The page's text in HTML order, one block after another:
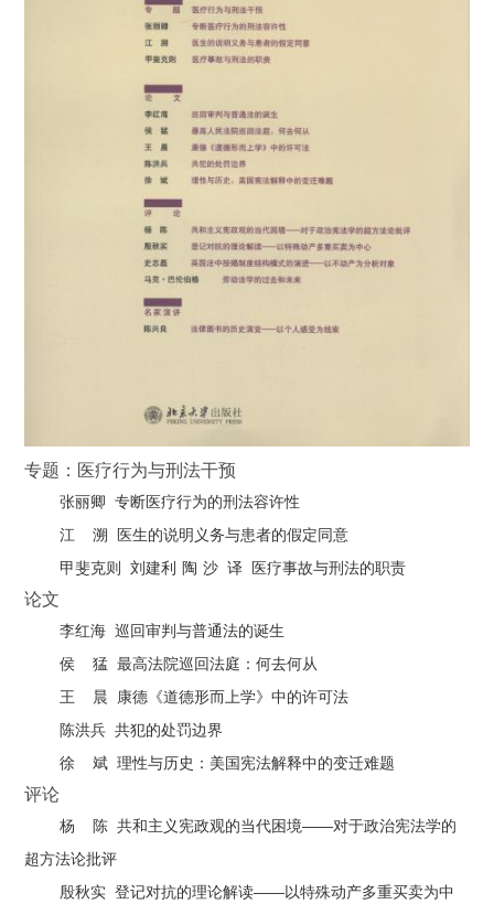
专题：医疗行为与刑法干预
张丽卿
专断医疗行为的刑法容许性
江
溯
医生的说明义务与患者的假定同意
甲斐克则
刘建利 陶 沙 译 医疗事故与刑法的职责
论文
李红海 巡回审判与普通法的诞生
侯
猛 最高法院巡回法庭：何去何从
王
晨
康德《道德形而上学》中的许可法
陈洪兵 共犯的处罚边界
徐
斌 理性与历史：美国宪法解释中的变迁难题
评论
杨 陈 共和主义宪政观的当代困境——对于政治宪法学的
超方法论批评
殷秋实 登记对抗的理论解读——以特殊动产多重买卖为中